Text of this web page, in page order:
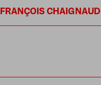
FRANÇOIS CHAIGNAUD